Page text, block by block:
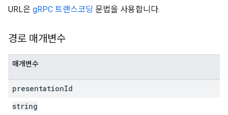
URL은 gRPC 트랜스코딩 문법을 사용합니다.
경로 매개변수
매개변수
presentationId
string